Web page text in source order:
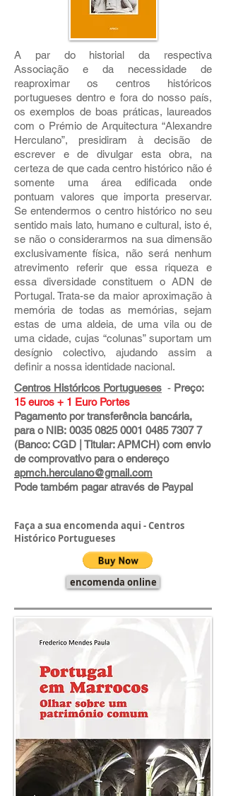
A par do historial da respectiva
Associação e da necessidade de
reaproximar os centros históricos
portugueses dentro e fora do nosso país,
os exemplos de boas práticas, laureados
com o Prémio de Arquitectura “Alexandre
Herculano”, presidiram à decisão de
escrever e de divulgar esta obra, na
certeza de que cada centro histórico não é
somente uma área edificada onde
pontuam valores que importa preservar.
Se entendermos o centro histórico no seu
sentido mais lato, humano e cultural, isto é,
se não o considerarmos na sua dimensão
exclusivamente física, não será nenhum
atrevimento referir que essa riqueza e
essa diversidade constituem o ADN de
Portugal. Trata-se da maior aproximação à
memória de todas as memórias, sejam
estas de uma aldeia, de uma vila ou de
uma cidade, cujas “colunas” suportam um
desígnio colectivo, ajudando assim a
definir a nossa identidade nacional.
Centros Históricos Portugueses - Preço:
15 euros + 1 Euro Portes
Pagamento por transferência bancária,
para o NIB: 0035 0825 0001 04857307 7
(Banco: CGD | Titular: APMCH) com envio
de comprovativo para o endereço
apmch.herculano@gmail.com
Pode também pagar através de Paypal
Faça a sua encomenda aqui - Centros
Histórico Portugueses
encomenda online